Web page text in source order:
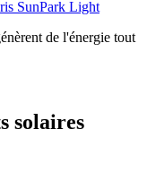
de l'énergie tout
solaires